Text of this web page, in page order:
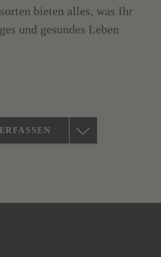
bieten alles, was Ihr
und gesundes Leben